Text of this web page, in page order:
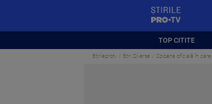
TOP CITITE
Stirileprotv Stiri Diverse Coloana oficială în